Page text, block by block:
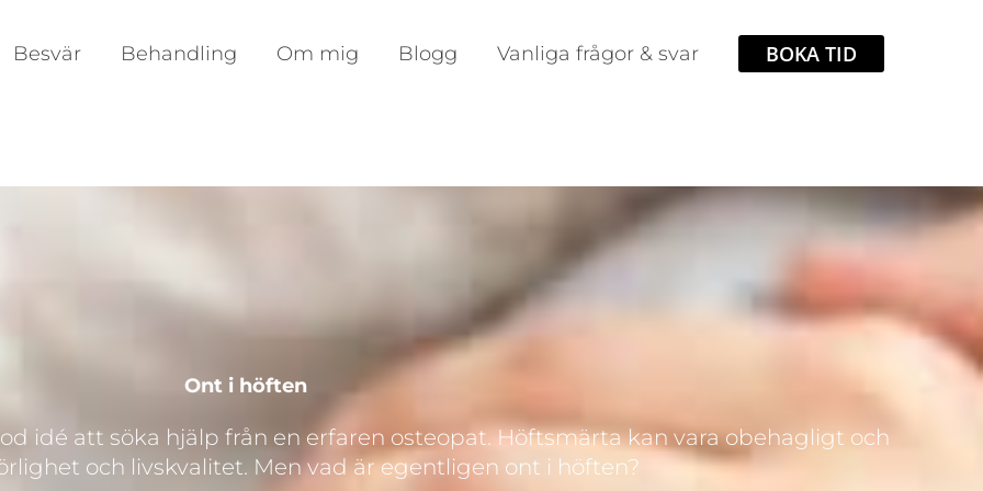
Besvär Behandling Om mig Blogg Vanliga frågor & svar BOKA TID
Ont i höften
idé att söka hjälp från en erfaren osteopat. Höftsmärta kan vara obehagligt och
och livskvalitet. Men vad är egentligen ont i höften?